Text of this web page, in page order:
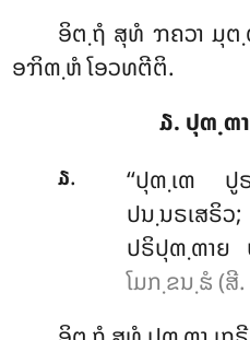
ອິຕ຺ຖໍ ສຸທໍ ຠຄວາ ມຸຕ຺
ອຠິຓ຺ຫໍ ໂອວທຕີຕິ.
໓. ປຸຓ຺ຓາ
໓.
‘‘ປຸຓ຺ເຓ
ປນ຺ນຣເສຣິວ;
ປຣິປຸຓ຺ຓາຍ
ໂມກ຺ຂນ຺ຘໍ (ສີ